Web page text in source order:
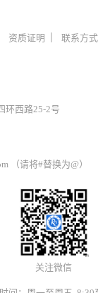
资质证明 联系方式
环西路25-2号
（请将#替换为@）
关注微信